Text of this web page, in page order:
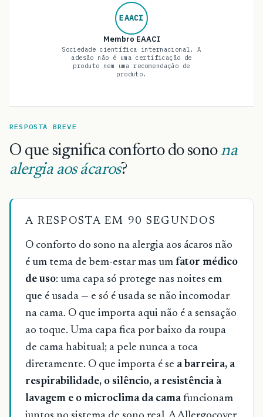
EAACI
Membro EAACI
Sociedade científica internacional. A
adesão não é uma certificação de
produto nem uma recomendação de
produto.
RESPOSTA BREVE
O que significa conforto do sonona
alergia aos ácaros?
A RESPOSTA EM 90 SEGUNDOS
O conforto do sono na alergia aos ácaros não
é um tema de bem-estar mas um fator médico
de uso: uma capa só protege nas noites em
que é usada — e só é usada se não incomodar
na cama. O que importa aqui não é a sensação
ao toque. Uma capa fica por baixo da roupa
de cama habitual; a pele nunca a toca
diretamente. O que importa é se a barreira, a
respirabilidade, o silêncio, a resistência à
lavagem e o microclima da camafuncionam